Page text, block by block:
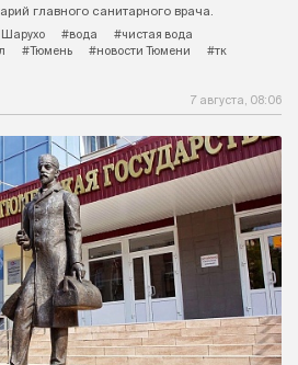
главного санитарного врача.
#вода
#чистая вода
#Тюмень #новости Тюмени #тк
7 августа, 08:06